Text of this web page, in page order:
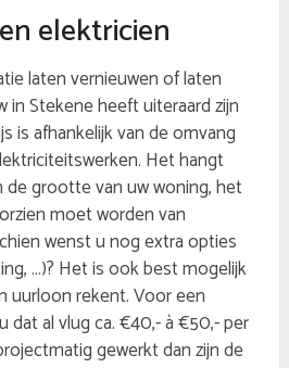
elektricien
laten vernieuwen of laten
in Stekene heeft uiteraard zijn
is afhankelijk van de omvang
Het hangt
de grootte van uw woning, het
moet worden van
wenst u nog extra opties
…)? Het is ook best mogelijk
uurloon rekent. Voor een
dat al vlug ca. €40,- à €50,- per
gewerkt dan zijn de